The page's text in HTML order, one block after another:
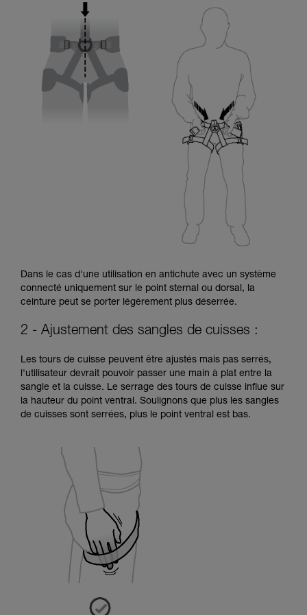
Dans le cas d'une utilisation en antichute avec un système
connecté uniquement sur le point sternal ou dorsal, la
ceinture peut se porter légèrement plus déserrée.
2 - Ajustement des sangles de cuisses :
Les tours de cuisse peuvent être ajustés mais pas serrés,
l'utilisateur devrait pouvoir passer une main à plat entre la
sangle et la cuisse. Le serrage des tours de cuisse influe sur
la hauteur du point ventral. Soulignons que plus les sangles
de cuisses sont serrées, plus le point ventral est bas.